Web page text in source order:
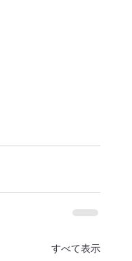
すべて表示